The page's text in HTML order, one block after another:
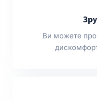
Ви можете